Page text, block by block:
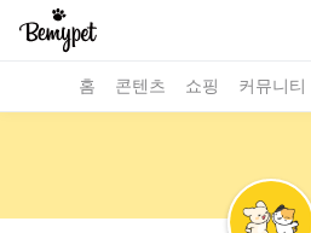
홈 콘텐츠 쇼핑 커뮤니티